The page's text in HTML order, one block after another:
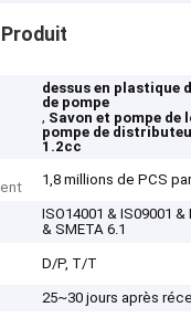
dessus en plastique
de pompe
, Savon et pompe de
pompe de
1.2cc
1,8 millions de PCS
ISO14001 & IS09001 &
& SMETA 6.1
D/P, T/T
25~30 jours après